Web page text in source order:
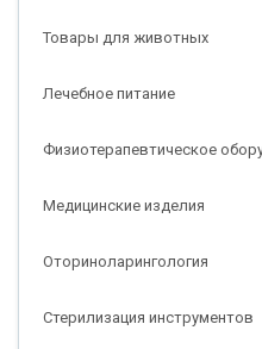
Товары для животных
Лечебное питание
Физиотерапевтическое
Медицинские изделия
Оториноларингология
Стерилизация инструментов